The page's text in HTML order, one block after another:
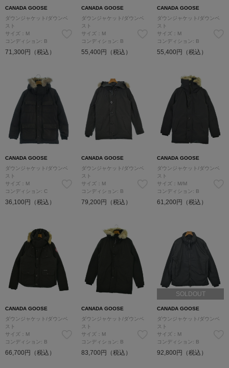
CANADA GOOSE
ダウンジャケット/ダウンベ
スト
サイズ：M
コンディション: B
71,300円（税込）
CANADA GOOSE
ダウンジャケット/ダウンベ
スト
サイズ：M
コンディション: B
55,400円（税込）
CANADA GOOSE
ダウンジャケット/ダウンベ
スト
サイズ：M
コンディション: B
55,400円（税込）
CANADA GOOSE
ダウンジャケット/ダウンベ
スト
サイズ：M
コンディション: C
36,100円（税込）
CANADA GOOSE
ダウンジャケット/ダウンベ
スト
サイズ：M
コンディション: B
79,200円（税込）
CANADA GOOSE
ダウンジャケット/ダウンベ
スト
サイズ：M/M
コンディション: B
61,200円（税込）
CANADA GOOSE
ダウンジャケット/ダウンベ
スト
サイズ：M
コンディション: B
66,700円（税込）
CANADA GOOSE
ダウンジャケット/ダウンベ
スト
サイズ：M
コンディション: B
83,700円（税込）
SOLDOUT
CANADA GOOSE
ダウンジャケット/ダウンベ
スト
サイズ：M
コンディション: B
92,800円（税込）